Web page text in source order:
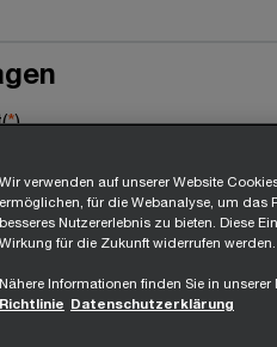
*)
Wir verwenden auf unserer Website
ermöglichen, für die Webanalyse, um das
besseres Nutzererlebnis zu bieten. Diese
Wirkung für die Zukunft widerrufen werden.
Nähere Informationen finden Sie in
Richtlinie Datenschutzerklärung